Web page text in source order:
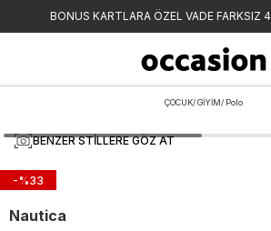
BONUS KARTLARA ÖZEL VADE FARKSIZ
ÇOCUK/GİYİM/ Polo
BENZER STILLERE GÖZ AT
-%33
Nautica